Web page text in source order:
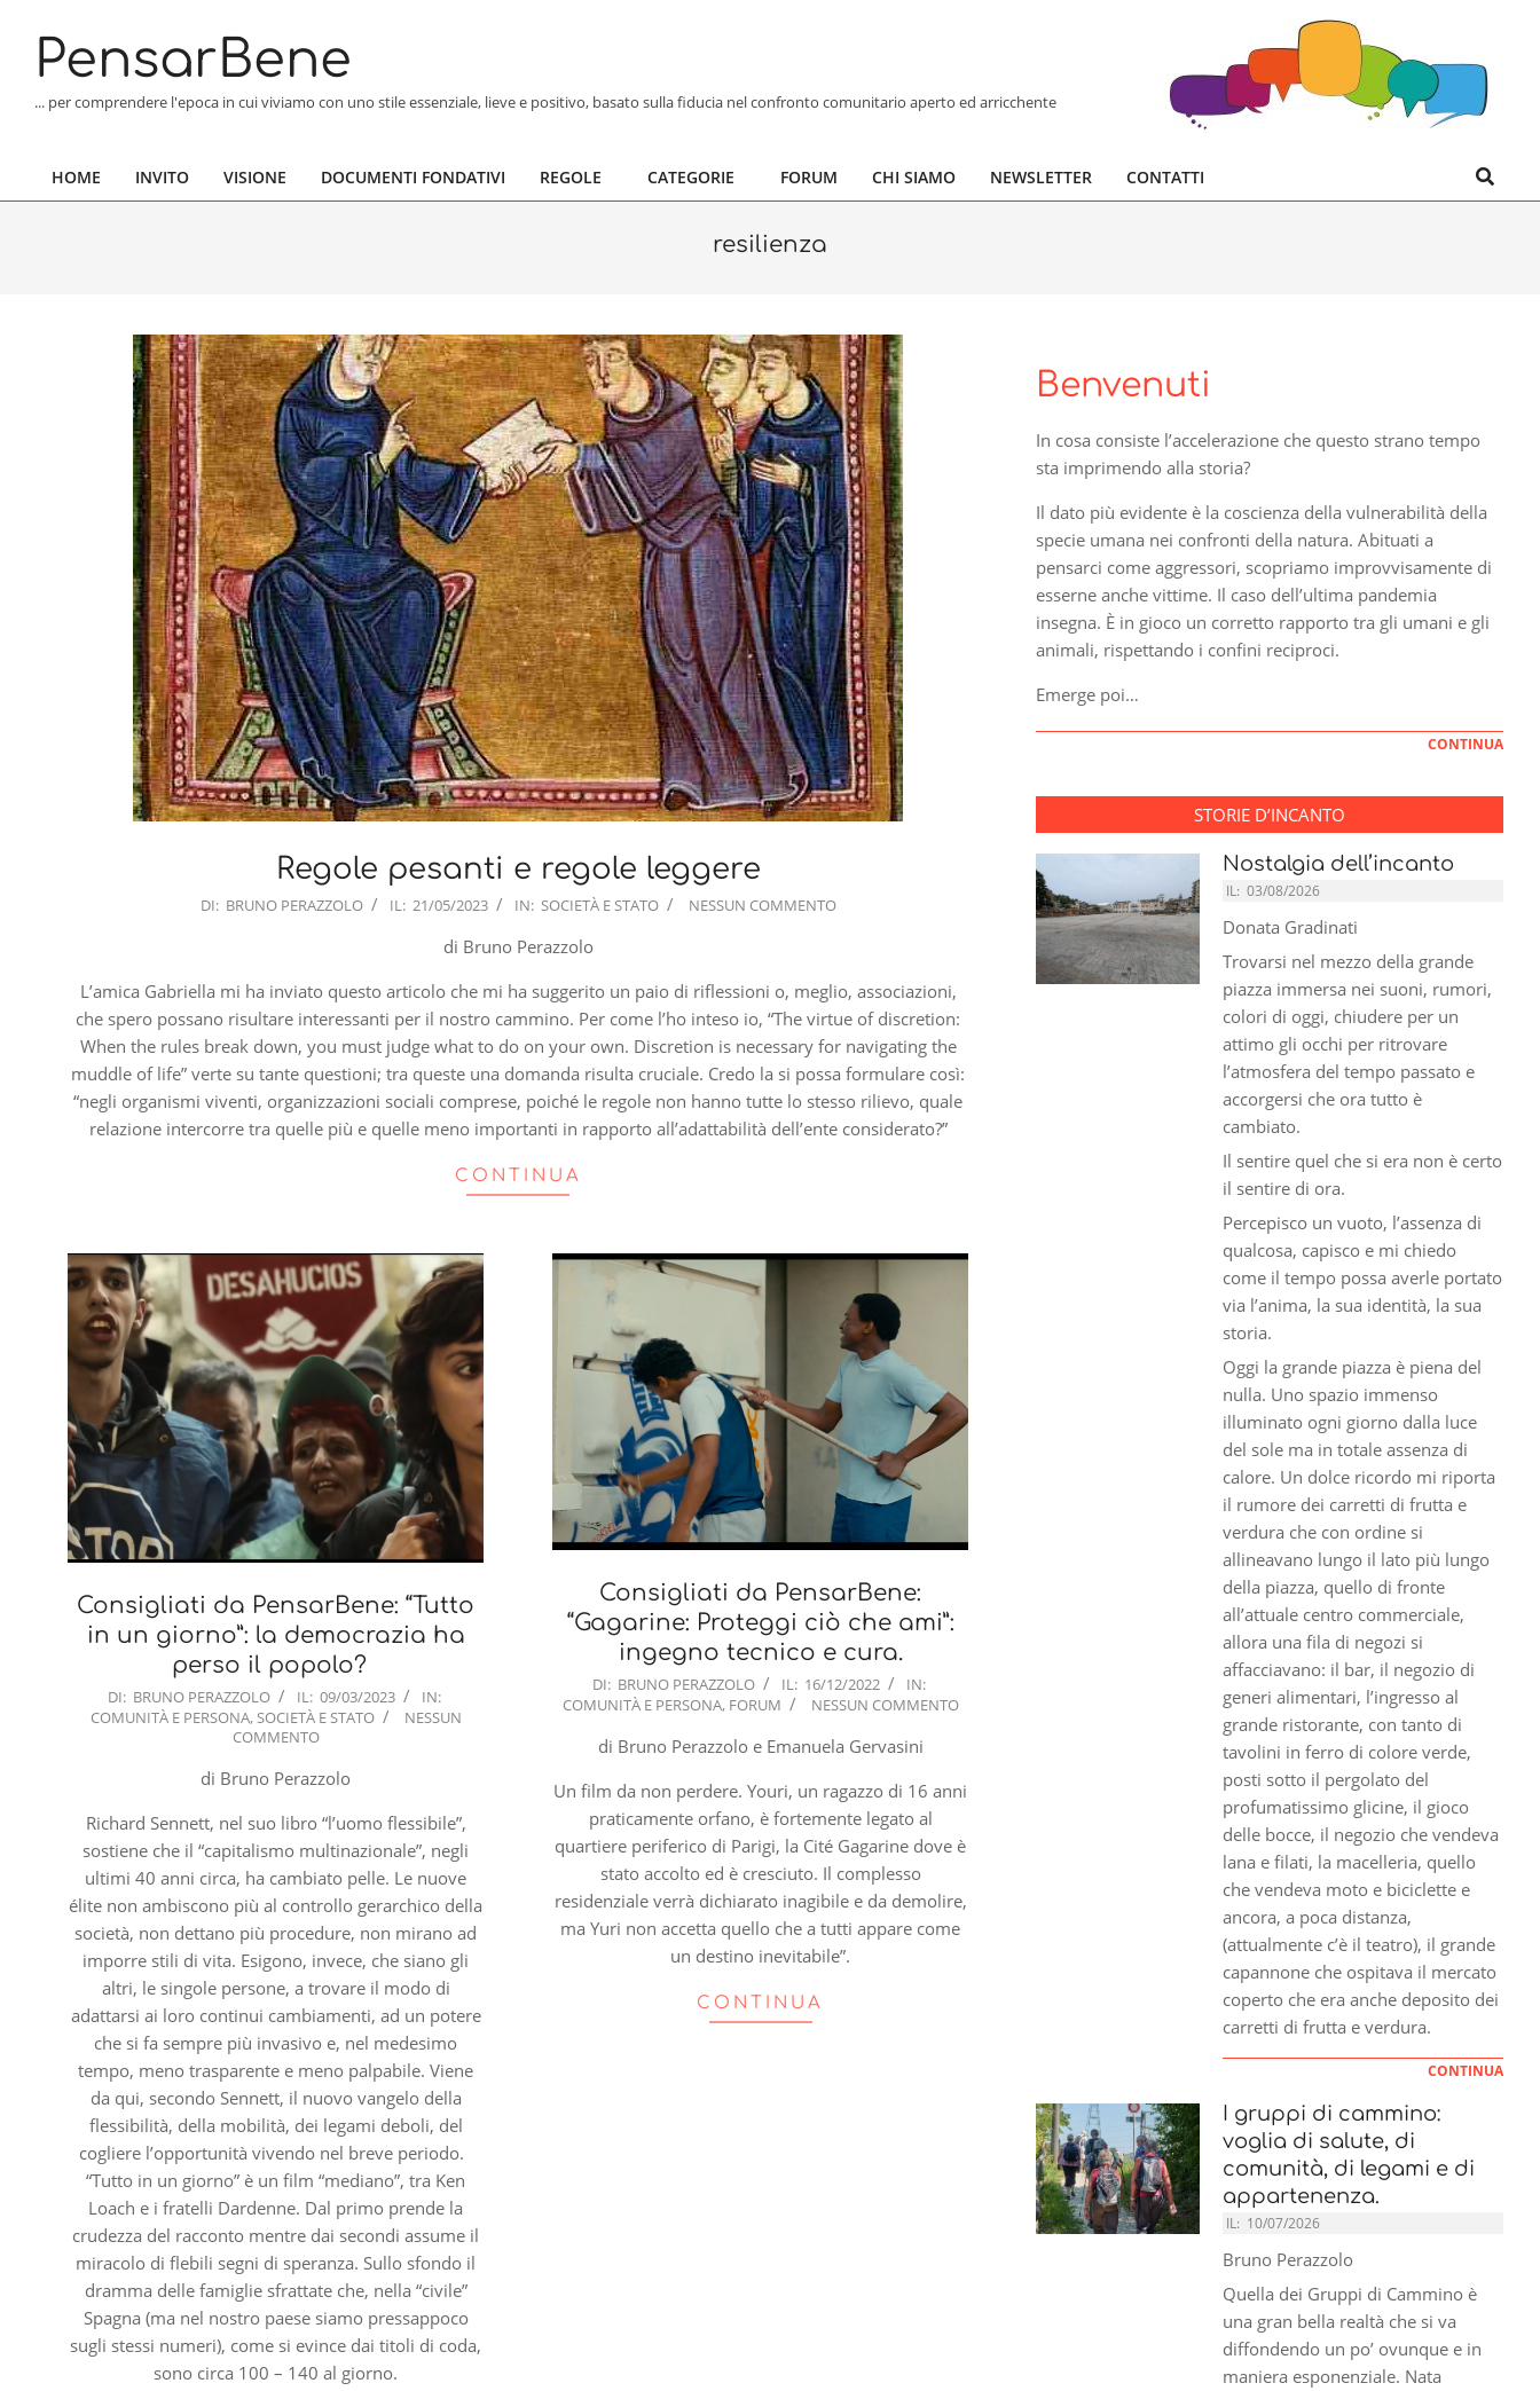
contentPensarBene
... per comprendere l'epoca in cui viviamo con uno stile essenziale, lieve e positivo, basato sulla fiducia nel confronto comunitario aperto ed arricchente
Primary
HOME INVITO VISIONE DOCUMENTI FONDATIVI REGOLE CATEGORIE FORUM CHI SIAMO NEWSLETTER CONTATTI Search
resilienza
Regole pesanti e regole leggere
DI: BRUNO PERAZZOLO IL: 21/05/2023 IN: SOCIETÀ E STATO NESSUN COMMENTO
di Bruno Perazzolo
L’amica Gabriella mi ha inviato questo articolo che mi ha suggerito un paio di riflessioni o, meglio, associazioni,
che spero possano risultare interessanti per il nostro cammino. Per come l’ho inteso io, “The virtue of discretion:
When the rules break down, you must judge what to do on your own. Discretion is necessary for navigating the
muddle of life” verte su tante questioni; tra queste una domanda risulta cruciale. Credo la si possa formulare così:
“negli organismi viventi, organizzazioni sociali comprese, poiché le regole non hanno tutte lo stesso rilievo, quale
relazione intercorre tra quelle più e quelle meno importanti in rapporto all’adattabilità dell’ente considerato?”
CONTINUA
Consigliati da PensarBene: “Tutto
in un giorno”: la democrazia ha
perso il popolo?
2023-
03-
DI: BRUNO PERAZZOLO IL: 09/03/2023
IN:
COMUNITÀ E PERSONA, SOCIETÀ E STATO
NESSUN
COMMENTO
di Bruno Perazzolo
Richard Sennett, nel suo libro “l’uomo flessibile”,
sostiene che il “capitalismo multinazionale”, negli
ultimi 40 anni circa, ha cambiato pelle. Le nuove
élite non ambiscono più al controllo gerarchico della
società, non dettano più procedure, non mirano ad
imporre stili di vita. Esigono, invece, che siano gli
altri, le singole persone, a trovare il modo di
adattarsi ai loro continui cambiamenti, ad un potere
che si fa sempre più invasivo e, nel medesimo
tempo, meno trasparente e meno palpabile. Viene
da qui, secondo Sennett, il nuovo vangelo della
flessibilità, della mobilità, dei legami deboli, del
cogliere l’opportunità vivendo nel breve periodo.
“Tutto in un giorno” è un film “mediano”, tra Ken
Loach e i fratelli Dardenne. Dal primo prende la
crudezza del racconto mentre dai secondi assume il
miracolo di flebili segni di speranza. Sullo sfondo il
dramma delle famiglie sfrattate che, nella “civile”
Spagna (ma nel nostro paese siamo pressappoco
sugli stessi numeri), come si evince dai titoli di coda,
sono circa 100 – 140 al giorno.
Consigliati da PensarBene:
“Gagarine: Proteggi ciò che ami”:
ingegno tecnico e cura.
2022-
12-
DI: BRUNO PERAZZOLO IL: 16/12/2022
IN:
COMUNITÀ E PERSONA, FORUM NESSUN COMMENTO
di Bruno Perazzolo e Emanuela Gervasini
Un film da non perdere. Youri, un ragazzo di 16 anni
praticamente orfano, è fortemente legato al
quartiere periferico di Parigi, la Cité Gagarine dove è
stato accolto ed è cresciuto. Il complesso
residenziale verrà dichiarato inagibile e da demolire,
ma Yuri non accetta quello che a tutti appare come
un destino inevitabile”.
CONTINUA
Benvenuti
In cosa consiste l’accelerazione che questo strano tempo
sta imprimendo alla storia?
Il dato più evidente è la coscienza della vulnerabilità della
specie umana nei confronti della natura. Abituati a
pensarci come aggressori, scopriamo improvvisamente di
esserne anche vittime. Il caso dell’ultima pandemia
insegna. È in gioco un corretto rapporto tra gli umani e gli
animali, rispettando i confini reciproci.
Emerge poi…
CONTINUA
STORIE D’INCANTO
Nostalgia dell’incanto
IL: 03/08/2026
Donata Gradinati
Trovarsi nel mezzo della grande
piazza immersa nei suoni, rumori,
colori di oggi, chiudere per un
attimo gli occhi per ritrovare
l’atmosfera del tempo passato e
accorgersi che ora tutto è
cambiato.
Il sentire quel che si era non è certo
il sentire di ora.
Percepisco un vuoto, l’assenza di
qualcosa, capisco e mi chiedo
come il tempo possa averle portato
via l’anima, la sua identità, la sua
storia.
Oggi la grande piazza è piena del
nulla. Uno spazio immenso
illuminato ogni giorno dalla luce
del sole ma in totale assenza di
calore. Un dolce ricordo mi riporta
il rumore dei carretti di frutta e
verdura che con ordine si
allineavano lungo il lato più lungo
della piazza, quello di fronte
all’attuale centro commerciale,
allora una fila di negozi si
affacciavano: il bar, il negozio di
generi alimentari, l’ingresso al
grande ristorante, con tanto di
tavolini in ferro di colore verde,
posti sotto il pergolato del
profumatissimo glicine, il gioco
delle bocce, il negozio che vendeva
lana e filati, la macelleria, quello
che vendeva moto e biciclette e
ancora, a poca distanza,
(attualmente c’è il teatro), il grande
capannone che ospitava il mercato
coperto che era anche deposito dei
carretti di frutta e verdura.
CONTINUA
I gruppi di cammino:
voglia di salute, di
comunità, di legami e di
appartenenza.
IL: 10/07/2026
Bruno Perazzolo
Quella dei Gruppi di Cammino è
una gran bella realtà che si va
diffondendo un po’ ovunque e in
maniera esponenziale. Nata